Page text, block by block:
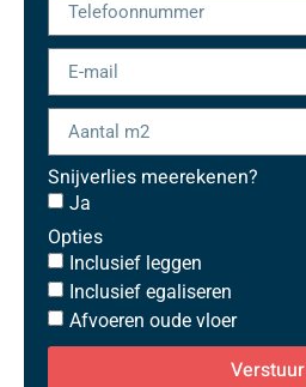
Snijverlies meerekenen?
Ja
Opties
Inclusief leggen
Inclusief egaliseren
Afvoeren oude vloer
Verstuur